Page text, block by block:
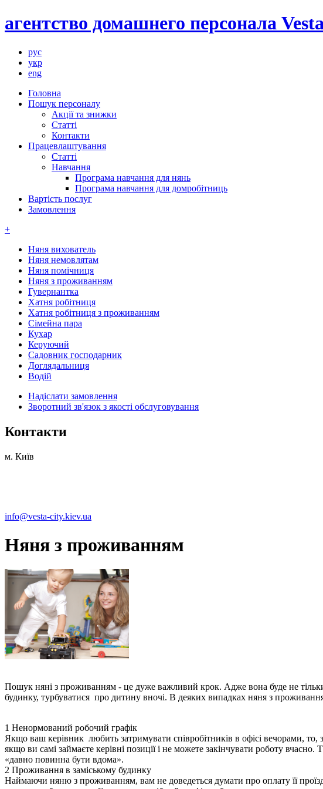
агентство домашнего персонала
рус
укр
eng
Головна
Пошук персоналу
Акції та знижки
Статті
Контакти
Працевлаштування
Статті
Навчання
Програма навчання для нянь
Програма навчання для домробітниць
Вартість послуг
Замовлення
+
Няня вихователь
Няня немовлятам
Няня помічниця
Няня з проживанням
Гувернантка
Хатня робітниця
Хатня робітниця з проживанням
Сімейна пара
Кухар
Керуючий
Садовник господарник
Доглядальниця
Водій
Надіслати замовлення
Зворотний зв'язок з якості обслуговування
Контакти
м. Київ
info@vesta-city.kiev.ua
Няня з проживанням
Пошук няні з проживанням - це дуже важливий крок. Адже вона буде не
будинку, турбуватися про дитину вночі. В деяких випадках няня з
1 Ненормований робочий графік
Якщо ваш керівник любить затримувати співробітників в офісі вечорами,
якщо ви самі займаєте керівні позиції і не можете закінчувати роботу
«давно повинна бути вдома».
2 Проживання в заміському будинку
Наймаючи няню з проживанням, вам не доведеться думати про оплату її